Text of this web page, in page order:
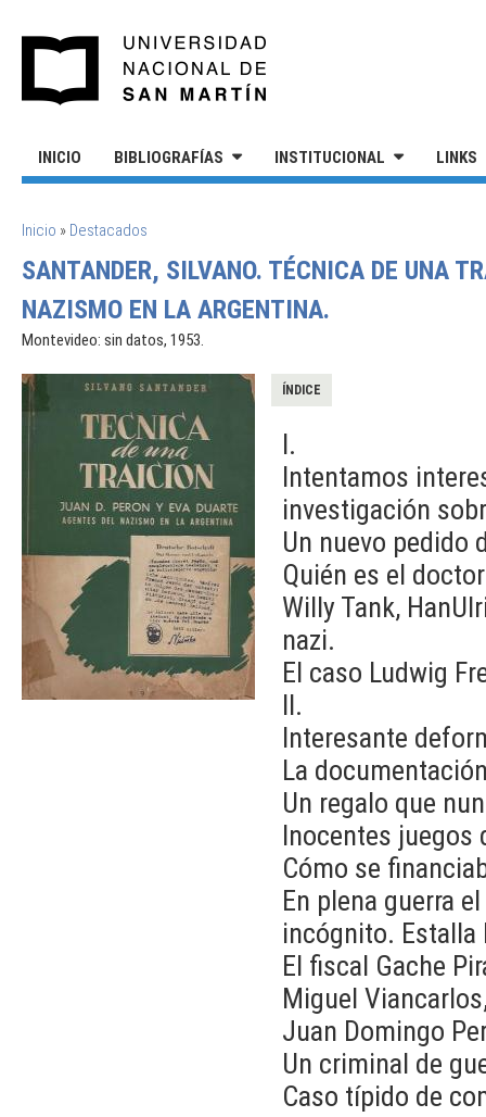
INICIO BIBLIOGRAFÍAS INSTITUCIONAL LINKS
SE ENCUENTRA USTED AQUÍ
Inicio » Destacados
SANTANDER, SILVANO. TÉCNICA DE UNA
NAZISMO EN LA ARGENTINA.
Montevideo: sin datos, 1953.
ÍNDICE
I.
Intentamos
investigación
Un nuevo pedido
Quién es el
Willy Tank,
nazi.
El caso Ludwig
II.
Interesante
La
Un regalo que
Inocentes juegos
Cómo se
En plena guerra
incógnito. Estalla
El fiscal Gache
Miguel
Juan Domingo
Un criminal de
Caso típido de